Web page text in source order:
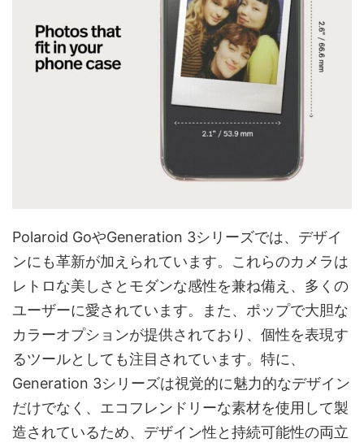
Polaroid GoやGeneration 3シリーズでは、デザイ
ンにも革新が加えられています。これらのカメラは
レトロな美しさとモダンな感性を兼ね備え、多くの
ユーザーに愛されています。また、ポップで大胆な
カラーオプションが提供されており、個性を表現す
るツールとしても注目されています。特に、
Generation 3シリーズは視覚的に魅力的なデザイン
だけでなく、エコフレンドリーな素材を使用して製
造されているため、デザイン性と持続可能性の両立